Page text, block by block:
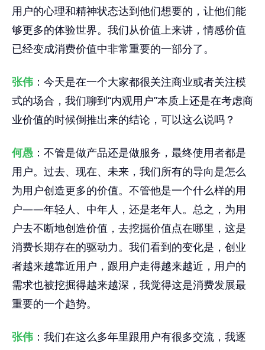
用户的心理和精神状态达到他们想要的，让他们能
够更多的体验世界。我们从价值上来讲，情感价值
已经变成消费价值中非常重要的一部分了。
张伟 ：今天是在一个大家都很关注商业或者关注模
式的场合，我们聊到“内观用户”本质上还是在考虑商
业价值的时候倒推出来的结论，可以这么说吗？
何愚 ：不管是做产品还是做服务，最终使用者都是
用户。过去、现在、未来，我们所有的导向是怎么
为用户创造更多的价值。不管他是一个什么样的用
户——年轻人、中年人，还是老年人。总之，为用
户去不断地创造价值，去挖掘价值点在哪里，这是
消费长期存在的驱动力。我们看到的变化是，创业
者越来越靠近用户，跟用户走得越来越近，用户的
需求也被挖掘得越来越深，我觉得这是消费发展最
重要的一个趋势。
张伟 ：我们在这么多年里跟用户有很多交流，我逐